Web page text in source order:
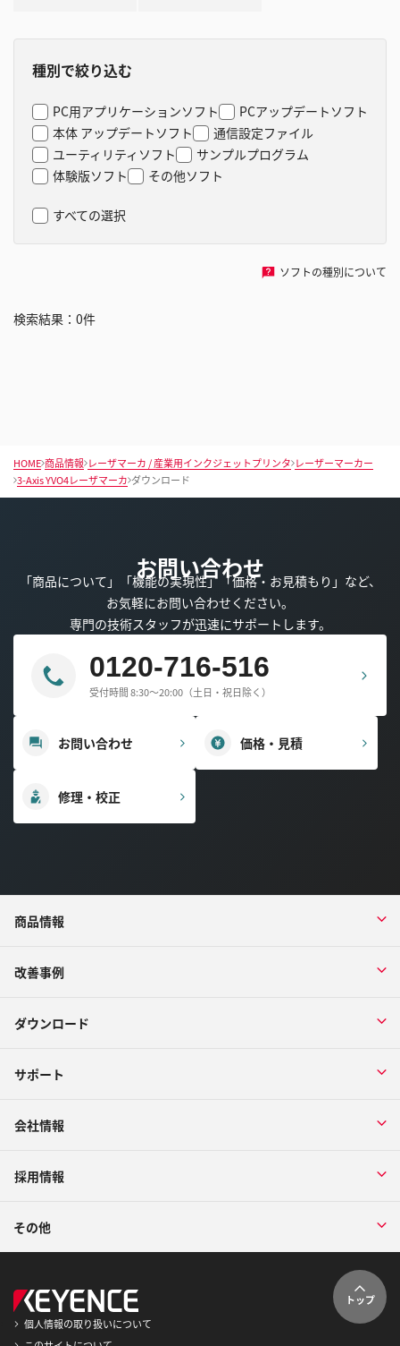
種別で絞り込む
PC用アプリケーションソフト
PCアップデートソフト
本体 アップデートソフト
通信設定ファイル
ユーティリティソフト
サンプルプログラム
体験版ソフト
その他ソフト
すべての選択
ソフトの種別について
検索結果： 0件
HOME 商品情報 レーザマーカ / 産業用インクジェットプリンタ レーザーマーカー
3-Axis YVO4レーザマーカ ダウンロード
お問い合わせ
「商品について」「機能の実現性」「価格・お見積もり」など、
お気軽にお問い合わせください。
専門の技術スタッフが迅速にサポートします。
0120-716-516
受付時間 8:30～20:00（土日・祝日除く）
お問い合わせ 価格・見積
修理・校正
商品情報
改善事例
ダウンロード
サポート
会社情報
採用情報
その他
トップ
個人情報の取り扱いについて